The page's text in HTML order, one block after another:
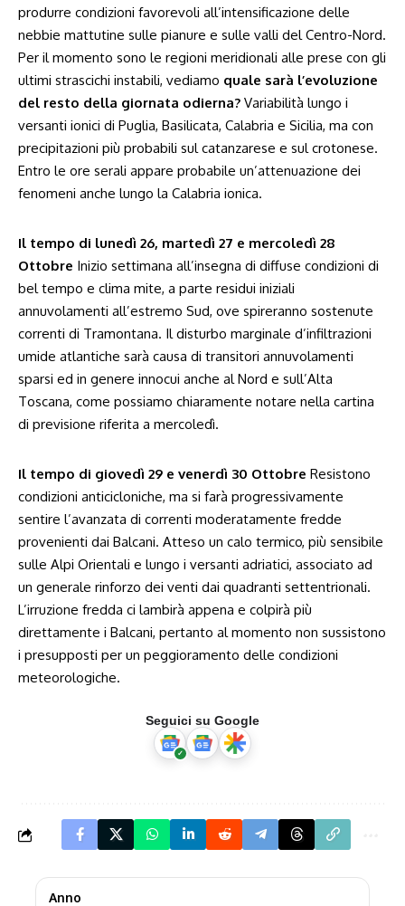
produrre condizioni favorevoli all’intensificazione delle
nebbie mattutine sulle pianure e sulle valli del Centro-Nord.
Per il momento sono le regioni meridionali alle prese con gli
ultimi strascichi instabili, vediamo quale sarà l’evoluzione
del resto della giornata odierna? Variabilità lungo i
versanti ionici di Puglia, Basilicata, Calabria e Sicilia, ma con
precipitazioni più probabili sul catanzarese e sul crotonese.
Entro le ore serali appare probabile un’attenuazione dei
fenomeni anche lungo la Calabria ionica.
Il tempo di lunedì 26, martedì 27 e mercoledì 28
Ottobre Inizio settimana all’insegna di diffuse condizioni di
bel tempo e clima mite, a parte residui iniziali
annuvolamenti all’estremo Sud, ove spireranno sostenute
correnti di Tramontana. Il disturbo marginale d’infiltrazioni
umide atlantiche sarà causa di transitori annuvolamenti
sparsi ed in genere innocui anche al Nord e sull’Alta
Toscana, come possiamo chiaramente notare nella cartina
di previsione riferita a mercoledì.
Il tempo di giovedì 29 e venerdì 30 Ottobre Resistono
condizioni anticicloniche, ma si farà progressivamente
sentire l’avanzata di correnti moderatamente fredde
provenienti dai Balcani. Atteso un calo termico, più sensibile
sulle Alpi Orientali e lungo i versanti adriatici, associato ad
un generale rinforzo dei venti dai quadranti settentrionali.
L’irruzione fredda ci lambirà appena e colpirà più
direttamente i Balcani, pertanto al momento non sussistono
i presupposti per un peggioramento delle condizioni
meteorologiche.
Seguici su Google
Anno